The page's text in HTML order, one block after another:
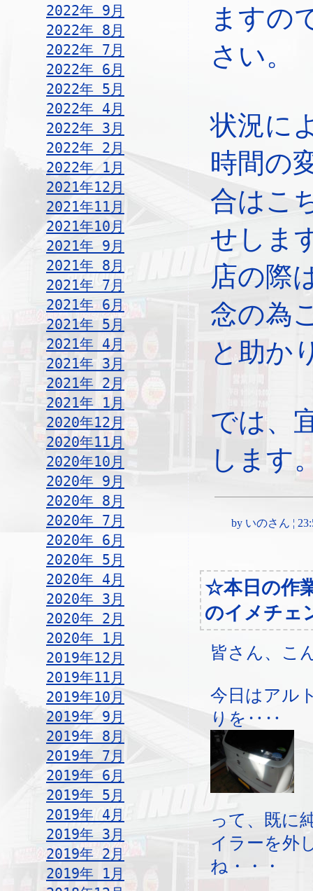
2022年 9月
2022年 8月
2022年 7月
2022年 6月
2022年 5月
2022年 4月
2022年 3月
2022年 2月
2022年 1月
2021年12月
2021年11月
2021年10月
2021年 9月
2021年 8月
2021年 7月
2021年 6月
2021年 5月
2021年 4月
2021年 3月
2021年 2月
2021年 1月
2020年12月
2020年11月
2020年10月
2020年 9月
2020年 8月
2020年 7月
2020年 6月
2020年 5月
2020年 4月
2020年 3月
2020年 2月
2020年 1月
2019年12月
2019年11月
2019年10月
2019年 9月
2019年 8月
2019年 7月
2019年 6月
2019年 5月
2019年 4月
2019年 3月
2019年 2月
2019年 1月
ますの
さい。
状況に
時間の
合はこ
せしま
店の際
念の為
と助か
では、
します
by いのさん ¦
☆本日の作
のイメチェ
皆さん、こ
今日はアル
りを‥‥
って、既に
イラーを外
ね・・・